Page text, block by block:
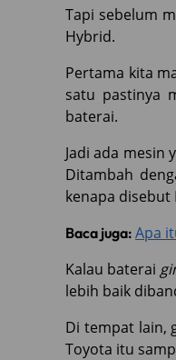
Tapi sebelum
Hybrid.
Pertama kita
satu pastinya
baterai.
Jadi ada mesin
Ditambah
kenapa disebut
Baca juga: Apa
Kalau baterai
lebih baik
Di tempat lain,
Toyota itu